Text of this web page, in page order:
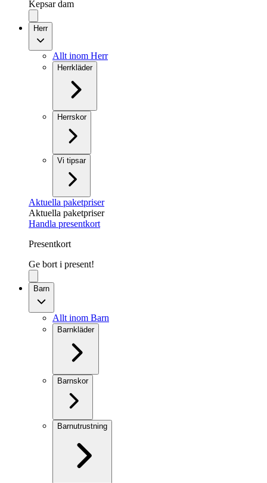
Kepsar dam
Herr
Allt inom Herr
Herrkläder
Herrskor
Vi tipsar
Aktuella paketpriser
Aktuella paketpriser
Handla presentkort
Presentkort
Ge bort i present!
Barn
Allt inom Barn
Barnkläder
Barnskor
Barnutrustning